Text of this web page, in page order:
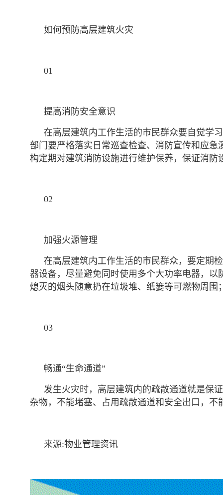
如何预防高层建筑火灾
01
提高消防安全意识
在高层建筑内工作生活的市民群众要自觉学
部门要严格落实日常巡查检查、消防宣传和应
构定期对建筑消防设施进行维护保养，保证消
02
加强火源管理
在高层建筑内工作生活的市民群众，要定期
器设备，尽量避免同时使用多个大功率电器，
熄灭的烟头随意扔在垃圾堆、纸篓等可燃物周
03
畅通“生命通道”
发生火灾时，高层建筑内的疏散通道就是保
杂物，不能堵塞、占用疏散通道和安全出口，
来源:物业管理资讯